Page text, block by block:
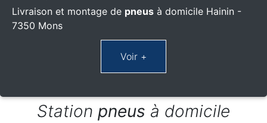
Livraison et montage de pneus à domicile Hainin -
7350 Mons
Station pneus à domicile